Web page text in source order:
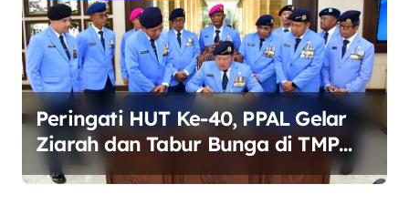
i
p
o
s Peringati HUT Ke-40, PPAL Gelar
Ziarah dan Tabur Bunga di TMP
Kalibata